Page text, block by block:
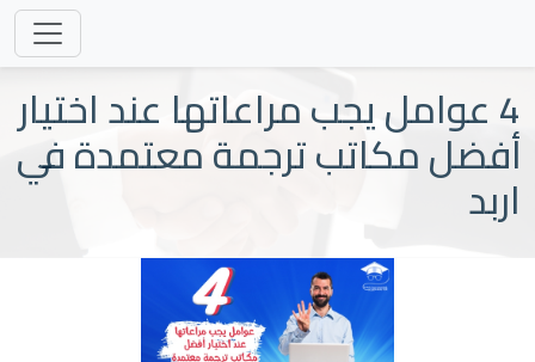
4 عوامل يجب مراعاتها عند اختيار
أفضل مكاتب ترجمة معتمدة في
اربد